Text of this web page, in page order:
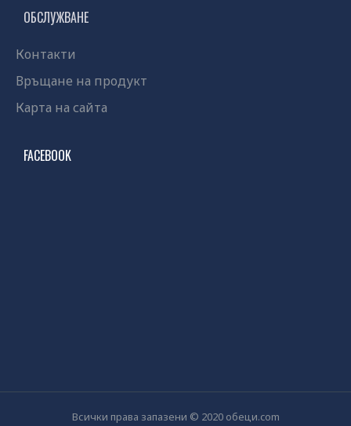
ОБСЛУЖВАНЕ
Контакти
Връщане на продукт
Карта на сайта
FACEBOOK
Всички права запазени © 2020 обеци.com